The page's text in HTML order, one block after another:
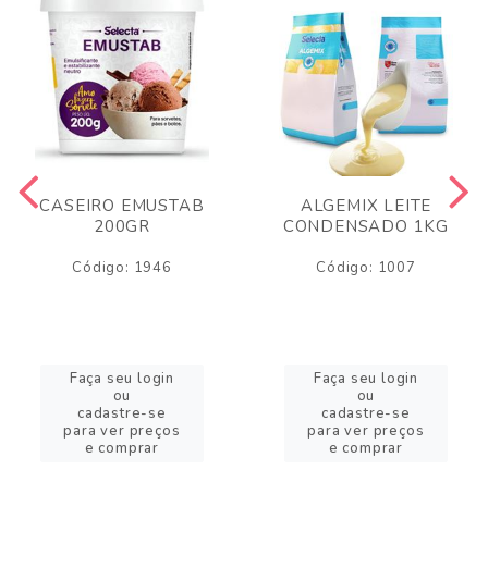
CASEIRO EMUSTAB
200GR
Código: 1946
Faça seu login
ou
cadastre-se
para ver preços
e comprar
ALGEMIX LEITE
CONDENSADO 1KG
Código: 1007
Faça seu login
ou
cadastre-se
para ver preços
e comprar